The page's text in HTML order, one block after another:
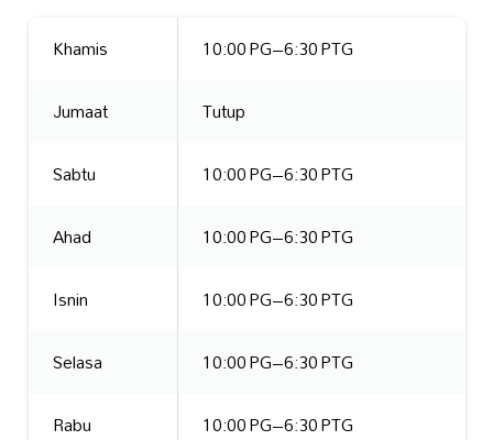
Khamis
10:00 PG–6:30 PTG
Jumaat
Tutup
Sabtu
10:00 PG–6:30 PTG
Ahad
10:00 PG–6:30 PTG
Isnin
10:00 PG–6:30 PTG
Selasa
10:00 PG–6:30 PTG
Rabu
10:00 PG–6:30 PTG